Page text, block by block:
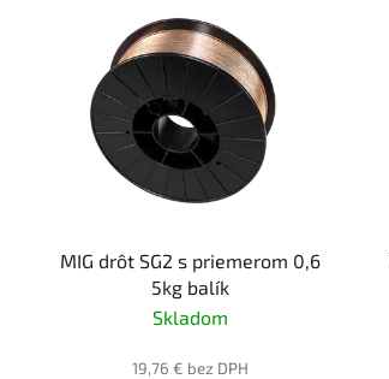
MIG drôt SG2 s priemerom 0,6
5kg balík
Skladom
19,76 € bez DPH